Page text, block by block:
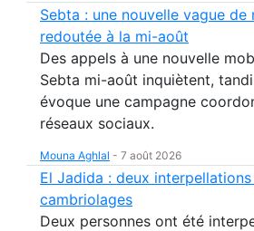
Sebta : une nouvelle vague de
redoutée à la mi-août
Des appels à une nouvelle
Sebta mi-août inquiètent,
évoque une campagne
réseaux sociaux.
Mouna Aghlal - 7 août 2026
El Jadida : deux
cambriolages
Deux personnes ont été